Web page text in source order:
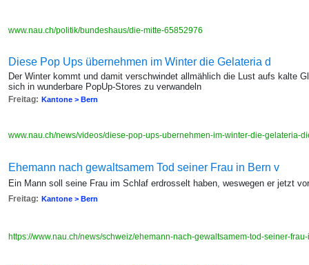
www.nau.ch/politik/bundeshaus/die-mitte-65852976
Diese Pop Ups übernehmen im Winter die Gelateria d
Der Winter kommt und damit verschwindet allmählich die Lust aufs kalte
sich in wunderbare PopUp-Stores zu verwandeln
Freitag: Kantone > Bern
www.nau.ch/news/videos/diese-pop-ups-ubernehmen-im-winter-die-gelateria-
Ehemann nach gewaltsamem Tod seiner Frau in Bern v
Ein Mann soll seine Frau im Schlaf erdrosselt haben, weswegen er jetzt
Freitag: Kantone > Bern
https://www.nau.ch/news/schweiz/ehemann-nach-gewaltsamem-tod-seiner-